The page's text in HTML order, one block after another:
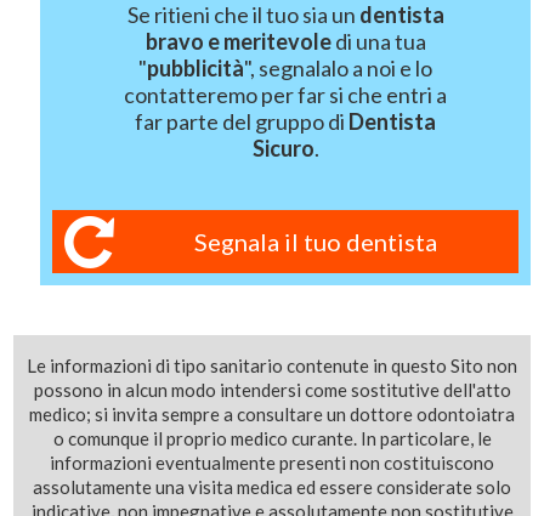
Se ritieni che il tuo sia un dentista
bravo e meritevoledi una tua
"pubblicità", segnalalo a noi e lo
contatteremo per far si che entri a
far parte del gruppo di Dentista
Sicuro.
Segnala il tuo dentista
Le informazioni di tipo sanitario contenute in questo Sito non
possono in alcun modo intendersi come sostitutive dell'atto
medico; si invita sempre a consultare un dottore odontoiatra
o comunque il proprio medico curante. In particolare, le
informazioni eventualmente presenti non costituiscono
assolutamente una visita medica ed essere considerate solo
indicative, non impegnative e assolutamente non sostitutive